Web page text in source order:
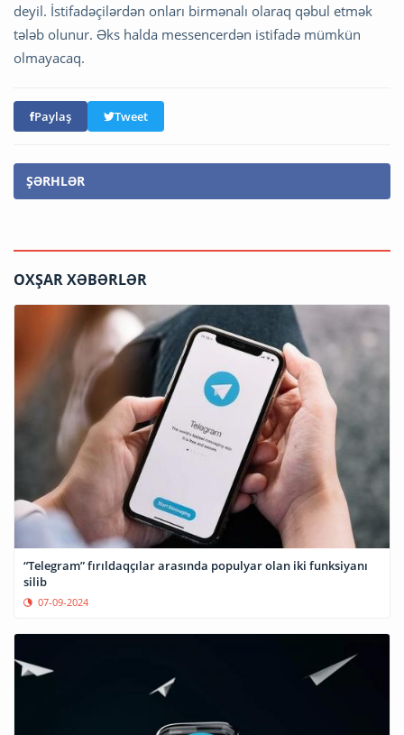
deyil. İstifadəçilərdən onları birmənalı olaraq qəbul etmək
tələb olunur. Əks halda messencerdən istifadə mümkün
olmayacaq.
Paylaş Tweet
ŞƏRHLƏR
OXŞAR XƏBƏRLƏR
“Telegram” fırıldaqçılar arasında populyar olan iki funksiyanı
silib
07-09-2024